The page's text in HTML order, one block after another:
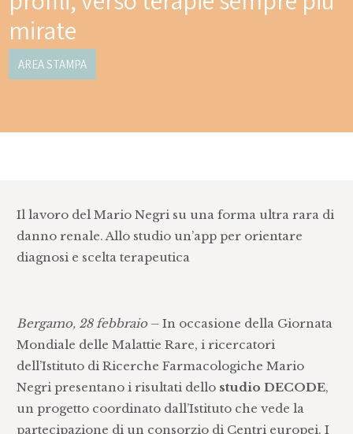
mirate
AREA STAMPA
Il lavoro del Mario Negri su una forma ultra rara di
danno renale. Allo studio un’app per orientare
diagnosi e scelta terapeutica
Bergamo, 28 febbraio – In occasione della Giornata
Mondiale delle Malattie Rare, i ricercatori
dell’Istituto di Ricerche Farmacologiche Mario
Negri presentano i risultati dello studio DECODE,
un progetto coordinato dall’Istituto che vede la
partecipazione di un consorzio di Centri europei. I